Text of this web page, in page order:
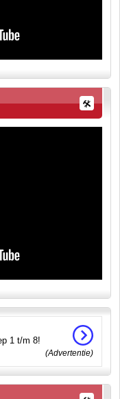
1 t/m 8!
(Advertentie)